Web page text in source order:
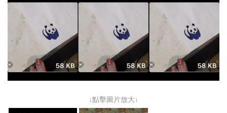
↓點擊圖片放大↓